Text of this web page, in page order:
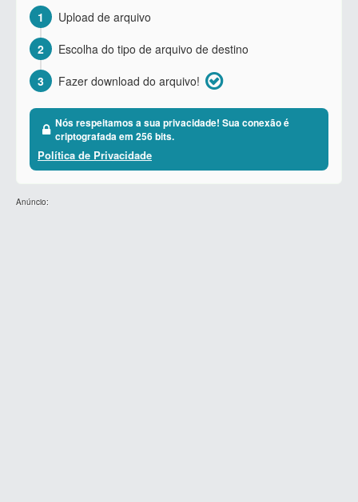
1
Upload de arquivo
2
Escolha do tipo de arquivo de destino
3
Fazer download do arquivo!
Nós respeitamos a sua privacidade! Sua conexão é
criptografada em 256 bits.
Política de Privacidade
Anúncio: